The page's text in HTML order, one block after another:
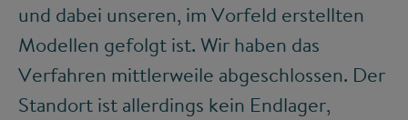
und dabei unseren, im Vorfeld erstellten
Modellen gefolgt ist. Wir haben das
Verfahren mittlerweile abgeschlossen. Der
Standort ist allerdings kein Endlager,